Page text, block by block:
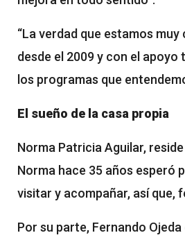
“La verdad que estamos
desde el 2009 y con el
los programas que
El sueño de la casa propia
Norma Patricia Aguilar,
Norma hace 35 años esperó
visitar y acompañar, así que,
Por su parte, Fernando